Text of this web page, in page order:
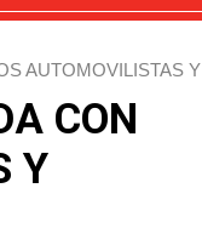
AUTOMOVILISTAS Y
CON
Y